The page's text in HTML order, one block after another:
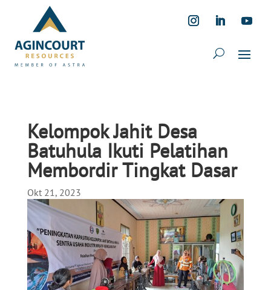
Kelompok Jahit Desa
Batuhula Ikuti Pelatihan
Membordir Tingkat Dasar
Okt 21, 2023